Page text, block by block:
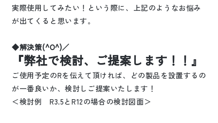
実際使用してみたい！という際に、上記のようなお悩み
が出てくると思います。
◆解決策(^O^)／
『弊社で検討、ご提案します！！』
ご使用予定のRを伝えて頂ければ、どの製品を設置するの
が一番良いか、検討しご提案いたします！
＜検討例 R3.5とR12の場合の検討図面＞